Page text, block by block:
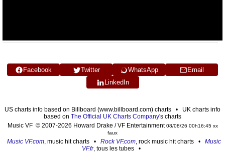
Facebook Twitter WhatsApp
Email
LinkedIn
US charts info based on Billboard (www.billboard.com) charts • UK charts info
based on The Official UK Charts Company's charts
Music VF © 2007-2026 Howard Drake / VF Entertainment08/08/26 00h16:45 xx
faux
Music VF.com, music hit charts • Rock VF.com, rock music hit charts • Music
VF.fr, tous les tubes •